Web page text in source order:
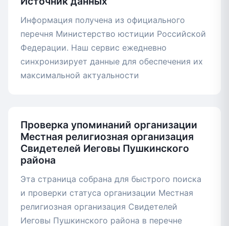
Информация получена из официального
перечня Министерство юстиции Российской
Федерации. Наш сервис ежедневно
синхронизирует данные для обеспечения их
максимальной актуальности
Проверка упоминаний организации
Местная религиозная организация
Свидетелей Иеговы Пушкинского
района
Эта страница собрана для быстрого поиска
и проверки статуса организации Местная
религиозная организация Свидетелей
Иеговы Пушкинского района в перечне